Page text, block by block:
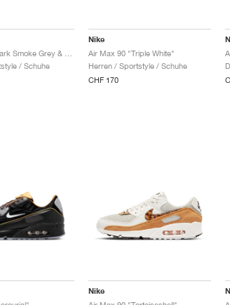
/ Schuhe
Nike
Air Max 90 "Triple White"
Herren / Sportstyle / Schuhe
CHF 170
Nike